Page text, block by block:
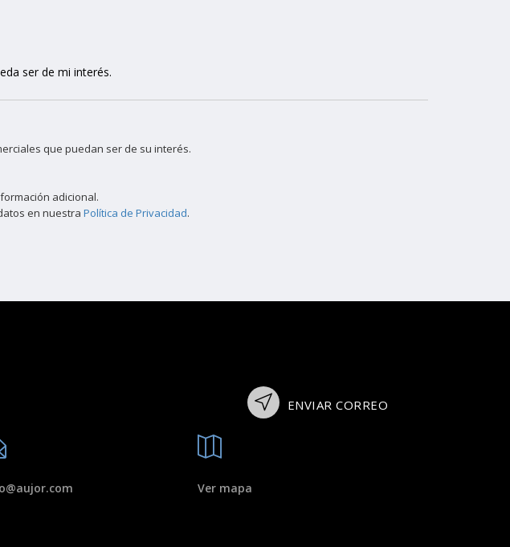
ser de mi interés.
que puedan ser de su interés.
adicional.
en nuestra Política de Privacidad.
ENVIAR CORREO
Ver mapa